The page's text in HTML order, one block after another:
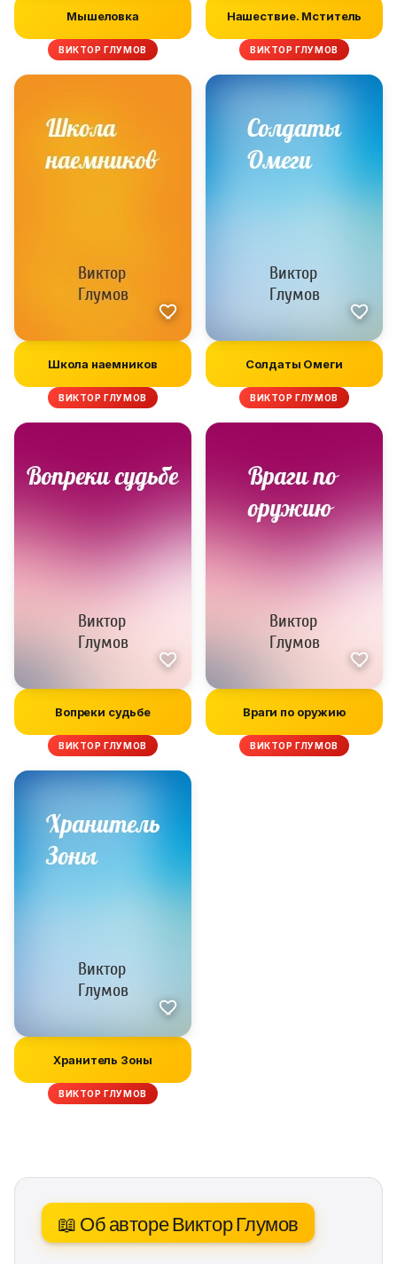
Мышеловка
ВИКТОР ГЛУМОВ
Нашествие. Мститель
ВИКТОР ГЛУМОВ
Школа наемников
ВИКТОР ГЛУМОВ
Солдаты Омеги
ВИКТОР ГЛУМОВ
Вопреки судьбе
ВИКТОР ГЛУМОВ
Враги по оружию
ВИКТОР ГЛУМОВ
Хранитель Зоны
ВИКТОР ГЛУМОВ
📖 Об авторе Виктор Глумов